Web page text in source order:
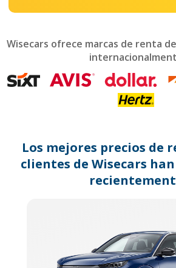
mark
get
the
dates.
Wisecars ofrece marcas de renta
Los mejores precios de
clientes de Wisecars